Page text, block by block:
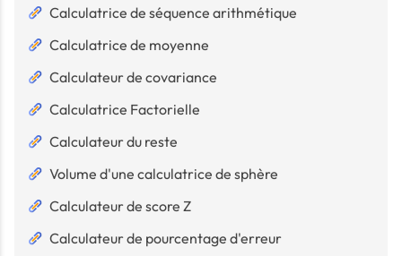
Calculatrice de séquence arithmétique
Calculatrice de moyenne
Calculateur de covariance
Calculatrice Factorielle
Calculateur du reste
Volume d'une calculatrice de sphère
Calculateur de score Z
Calculateur de pourcentage d'erreur